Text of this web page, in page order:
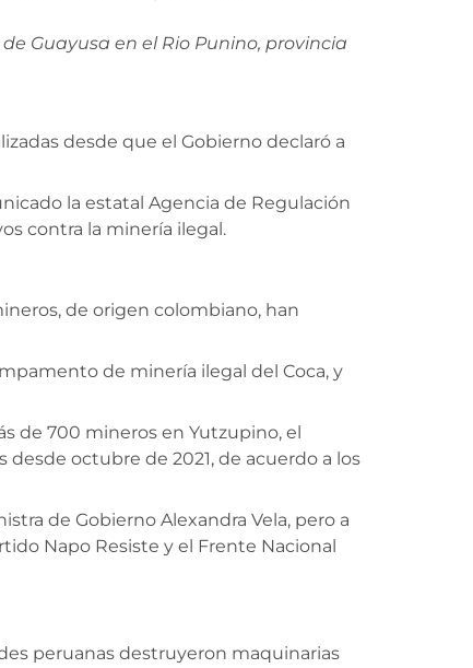
Guayusa en el Rio Punino, provincia
desde que el Gobierno declaró a
la estatal Agencia de Regulación
contra la minería ilegal.
de origen colombiano, han
de minería ilegal del Coca, y
de 700 mineros en Yutzupino, el
octubre de 2021, de acuerdo a los
de Gobierno Alexandra Vela, pero a
Napo Resiste y el Frente Nacional
peruanas destruyeron maquinarias